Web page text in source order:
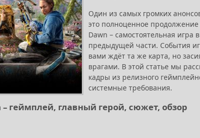
Один из самых громких
это полноценное
Dawn – самостоятельная
предыдущей части. События
вами ждёт та же карта, но
врагами. В этой статье мы
кадры из релизного
системные требования.
– геймплей, главный герой, сюжет, обзор